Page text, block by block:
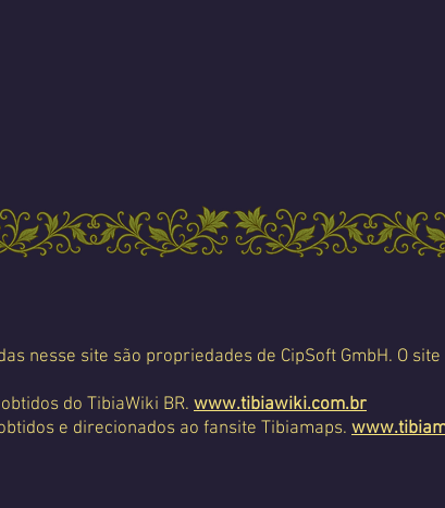
nesse site são propriedades de CipSoft GmbH. O
do TibiaWiki BR. www.tibiawiki.com.br
e direcionados ao fansite Tibiamaps.